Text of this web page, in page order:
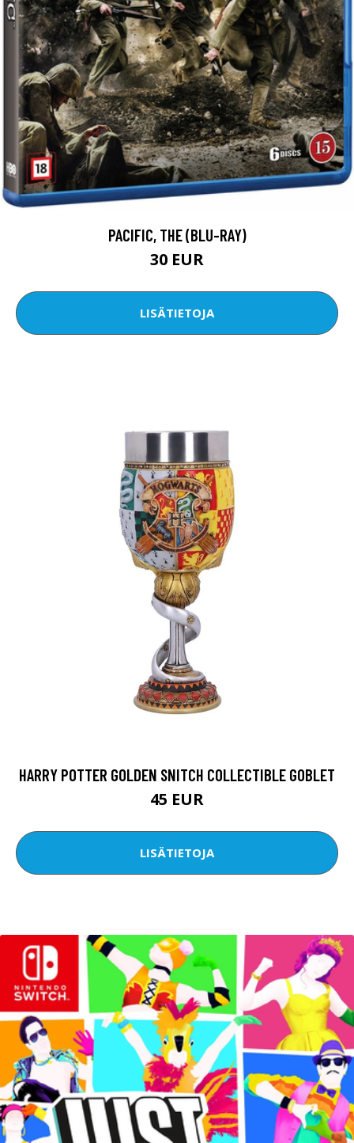
PACIFIC, THE (BLU-RAY)
30 EUR
LISÄTIETOJA
HARRY POTTER GOLDEN SNITCH COLLECTIBLE GOBLET
45 EUR
LISÄTIETOJA